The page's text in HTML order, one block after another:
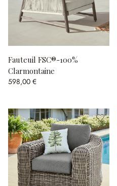
Fauteuil FSC®-100%
Clarmontaine
598,00 €